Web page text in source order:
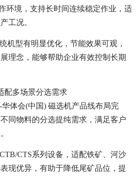
环境，支持长时间连续稳定作业，适
工况。
机型有明显优化，节能效果可观，
理念，能够帮助企业有效控制长期
配多场景分选需求
体会(中国) 磁选机产品线布局完
同物料的分选提纯需求，满足客户
CTS系列设备，适配铁矿、河沙
现优异，有助于降低尾矿品位，提